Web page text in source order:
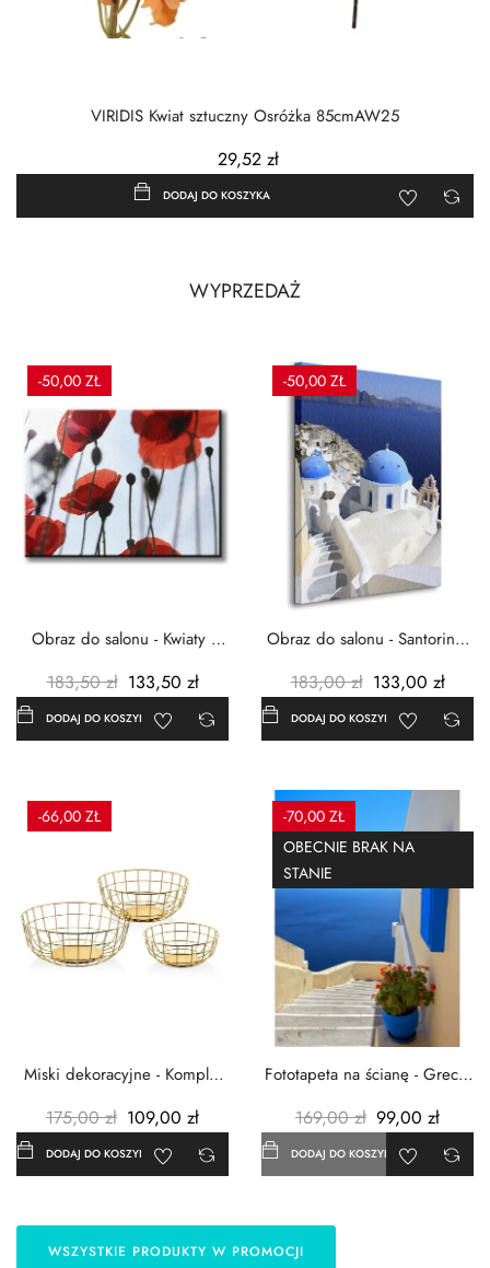
VIRIDIS Kwiat sztuczny Osróżka 85cmAW25
29,52 zł
DODAJ DO KOSZYKA
WYPRZEDAŻ
-50,00 ZŁ
Obraz do salonu - Kwiaty -
183,50 zł 133,50 zł
DODAJ DO KOSZYKA
-50,00 ZŁ
Obraz do salonu - Santorini -
183,00 zł 133,00 zł
DODAJ DO KOSZYKA
-66,00 ZŁ
Miski dekoracyjne - Komplet
175,00 zł 109,00 zł
DODAJ DO KOSZYKA
-70,00 ZŁ
OBECNIE BRAK NA
STANIE
Fototapeta na ścianę - Grecja
169,00 zł 99,00 zł
DODAJ DO KOSZYKA
WSZYSTKIE PRODUKTY W PROMOCJI